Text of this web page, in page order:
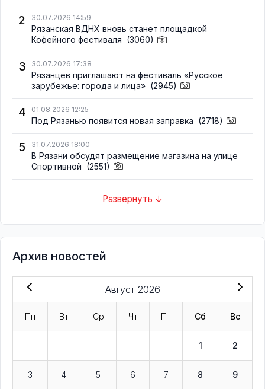
2 30.07.2026 14:59
Рязанская ВДНХ вновь станет площадкой
Кофейного фестиваля (3060)
3 30.07.2026 17:38
Рязанцев приглашают на фестиваль «Русское
зарубежье: города и лица» (2945)
4 01.08.2026 12:25
Под Рязанью появится новая заправка (2718)
5 31.07.2026 18:00
В Рязани обсудят размещение магазина на улице
Спортивной (2551)
Развернуть ↓
Архив новостей
Август 2026
Пн Вт Ср Чт Пт Сб Вс
1 2
3 4 5 6 7 8 9